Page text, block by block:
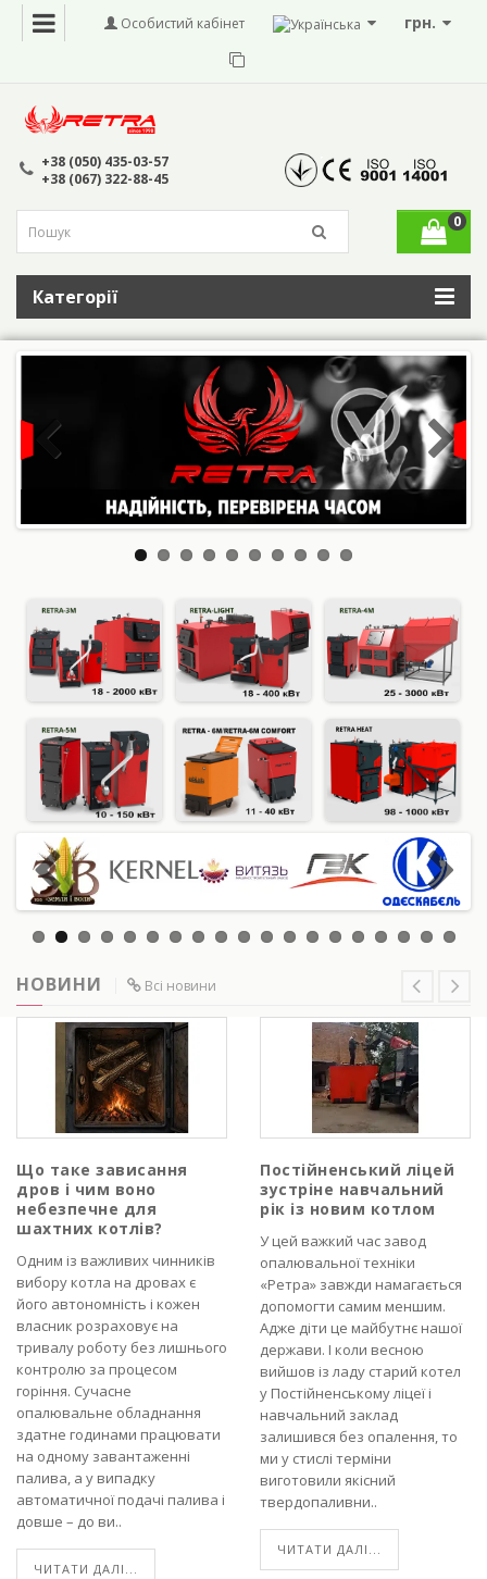
грн.
Особистий кабінет
+38 (050) 435-03-57
+38 (067) 322-88-45
0
Категорії
НОВИНИ Всі новини
Що таке зависання
дров і чим воно
небезпечне для
шахтних котлів?
Одним із важливих чинників
вибору котла на дровах є
його автономність і кожен
власник розраховує на
тривалу роботу без лишнього
контролю за процесом
горіння. Сучасне
опалювальне обладнання
здатне годинами працювати
на одному завантаженні
палива, а у випадку
автоматичної подачі палива і
довше – до ви..
ЧИТАТИ ДАЛІ...
Постійненський ліцей
зустріне навчальний
рік із новим котлом
У цей важкий час завод
опалювальної техніки
«Ретра» завжди намагається
допомогти самим меншим.
Адже діти це майбутнє нашої
держави. І коли весною
вийшов із ладу старий котел
у Постійненському ліцеї і
навчальний заклад
залишився без опалення, то
ми у стислі терміни
виготовили якісний
твердопаливни..
ЧИТАТИ ДАЛІ...